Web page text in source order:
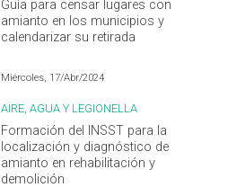
Guía para censar lugares con
amianto en los municipios y
calendarizar su retirada
Miércoles, 17/Abr/2024
AIRE, AGUA Y LEGIONELLA
Formación del INSST para la
localización y diagnóstico de
amianto en rehabilitación y
demolición